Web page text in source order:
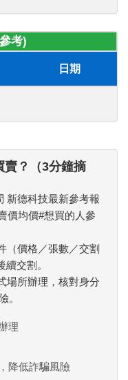
考)
日期
賣？（3分鐘摘
新德科技最新參考報
價均價#想買的人參
（價格／張數／交割
交割。
場所辦理，核對身分
。
理
降低詐騙風險